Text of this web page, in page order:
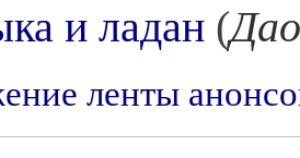
и ладан (
ленты